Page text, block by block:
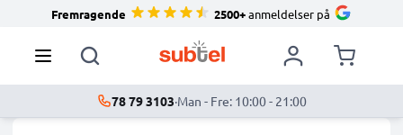
Fremragende 2500+anmeldelser på
78 79 3103·Man - Fre: 10:00 - 21:00